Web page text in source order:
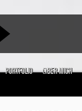
Portfolio über mich